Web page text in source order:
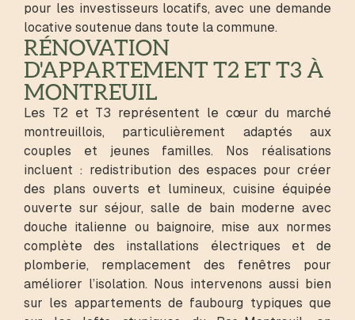
pour les investisseurs locatifs, avec une demande
locative soutenue dans toute la commune.
RÉNOVATION
D'APPARTEMENT T2 ET T3 À
MONTREUIL
Les T2 et T3 représentent le cœur du marché
montreuillois, particulièrement adaptés aux
couples et jeunes familles. Nos réalisations
incluent : redistribution des espaces pour créer
des plans ouverts et lumineux, cuisine équipée
ouverte sur séjour, salle de bain moderne avec
douche italienne ou baignoire, mise aux normes
complète des installations électriques et de
plomberie, remplacement des fenêtres pour
améliorer l’isolation. Nous intervenons aussi bien
sur les appartements de faubourg typiques que